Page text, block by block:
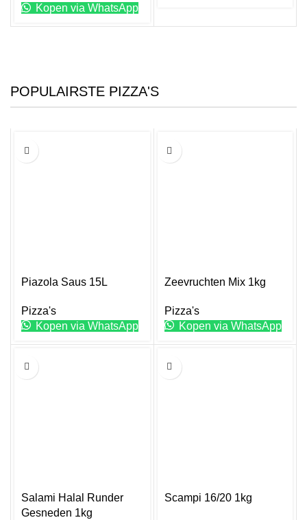
Kopen via WhatsApp
POPULAIRSTE PIZZA'S
15L
Piazola Saus 15L
Pizza's
Kopen via WhatsApp
1KG
Zeevruchten Mix 1kg
Pizza's
Kopen via WhatsApp
1KG
Salami Halal Runder
Gesneden 1kg
1KG
Scampi 16/20 1kg